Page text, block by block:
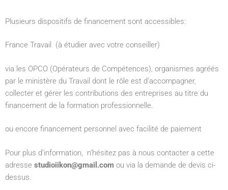
Plusieurs dispositifs de financement sont accessibles:
France Travail (à étudier avec votre conseiller)
via les OPCO (Opérateurs de Compétences), organismes agréés
par le ministère du Travail dont le rôle est d’accompagner,
collecter et gérer les contributions des entreprises au titre du
financement de la formation professionnelle.
ou encore financement personnel avec facilité de paiement
Pour plus d’information, n’hésitez pas à nous contacter a cette
adresse studioiikon@gmail.com ou via la demande de devis ci-
dessus.